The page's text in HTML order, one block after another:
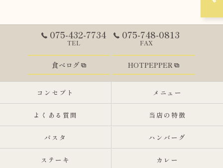
075-432-7734
TEL
075-748-0813
FAX
食べログ HOTPEPPER
コンセプト メニュー
よくある質問 当店の特徴
パスタ ハンバーグ
ステーキ カレー